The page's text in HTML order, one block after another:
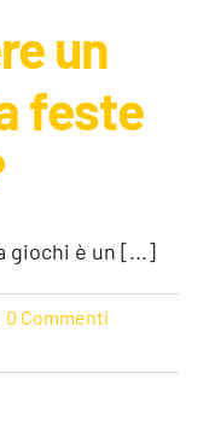
sala feste
un
feste
giochi è un [...]
0 Commenti